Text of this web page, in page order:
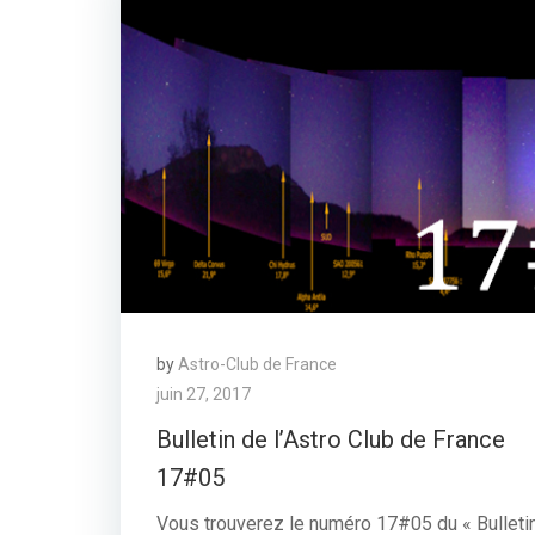
by Astro-Club de France
juin 27, 2017
Bulletin de l’Astro Club de France
17#05
Vous trouverez le numéro 17#05 du «